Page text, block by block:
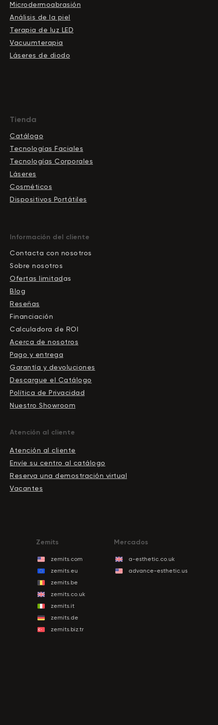
Microdermoabrasión
Análisis de la piel
Terapia de luz LED
Vacuumterapia
Láseres de diodo
Tienda
Catálogo
Tecnologías Faciales
Tecnologías Corporales
Láseres
Cosméticos
Dispositivos Portátiles
Información del cliente
Contacta con nosotros
Sobre nosotros
Ofertas limitadas
Blog
Reseñas
Financiación
Calculadora de ROI
Acerca de nosotros
Pago y entrega
Garantía y devoluciones
Descargue el Сatálogo
Política de Privacidad
Nuestro Showroom
Atención al cliente
Atención al cliente
Envíe su centro al catálogo
Reserva una demostración virtual
Vacantes
zemits.com
zemits.eu
zemits.be
zemits.co.uk
zemits.it
zemits.de
zemits.biz.tr
Zemits
a-esthetic.co.uk
advance-esthetic.us
Mercados